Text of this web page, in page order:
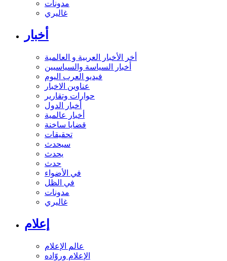
مدونات
غاليري
أخبار
أخر الأخبار العربية و العالمية
أخبار السياسة والسياسيين
فيديو العرب اليوم
عناوين الاخبار
حوارات وتقارير
أخبار الدول
أخبار عالمية
قضايا ساخنة
تحقيقات
سيحدث
يحدث
حدث
في الأضواء
في الظل
مدونات
غاليري
إعلام
عالم الإعلام
الإعلام وروّاده